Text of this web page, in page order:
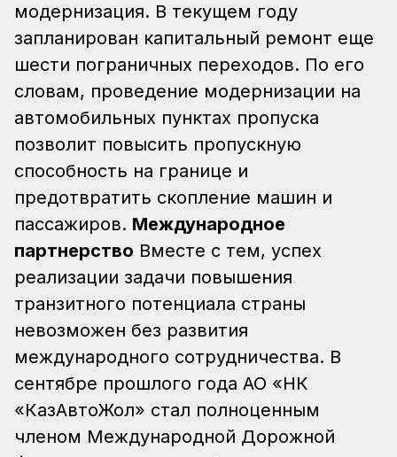
модернизация. В текущем году
запланирован капитальный ремонт еще
шести пограничных переходов. По его
словам, проведение модернизации на
автомобильных пунктах пропуска
позволит повысить пропускную
способность на границе и
предотвратить скопление машин и
пассажиров. Международное
партнерство Вместе с тем, успех
реализации задачи повышения
транзитного потенциала страны
невозможен без развития
международного сотрудничества. В
сентябре прошлого года АО «НК
«КазАвтоЖол» стал полноценным
членом Международной Дорожной